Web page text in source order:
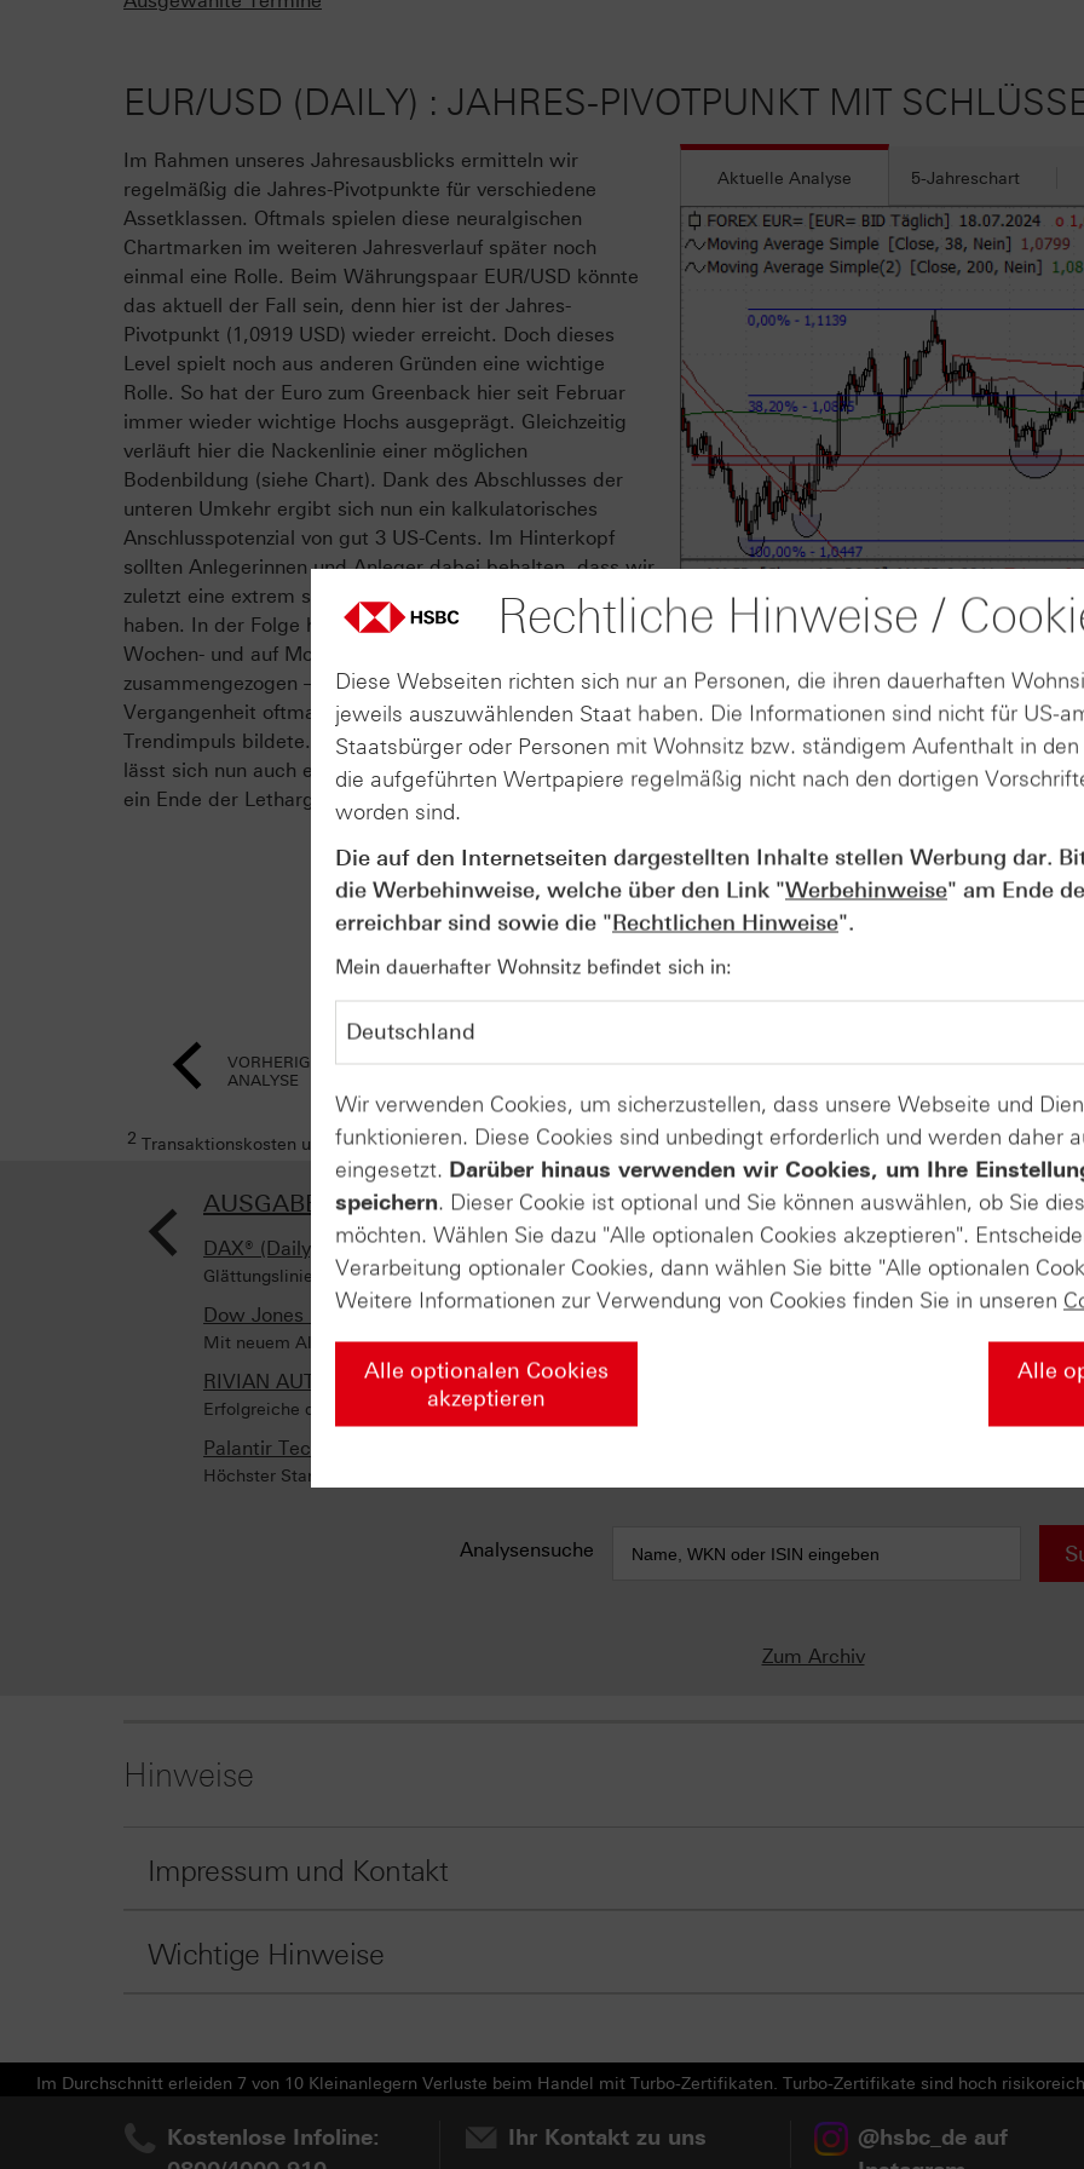
EUR/USD (DAILY) : JAHRES-PIVOTPUNKT MIT
Aktuelle Analyse 5-Jahreschart
Quelle: Refinitiv, tradesignal² / 5-
Im Rahmen unseres Jahresausblicks ermitteln wir
regelmäßig die Jahres-Pivotpunkte für verschiedene
Assetklassen. Oftmals spielen diese neuralgischen
Chartmarken im weiteren Jahresverlauf später noch
einmal eine Rolle. Beim Währungspaar EUR/USD könnte
das aktuell der Fall sein, denn hier ist der Jahres-
Pivotpunkt (1,0919 USD) wieder erreicht. Doch dieses
Level spielt noch aus anderen Gründen eine wichtige
Rolle. So hat der Euro zum Greenback hier seit Februar
immer wieder wichtige Hochs ausgeprägt. Gleichzeitig
verläuft hier die Nackenlinie einer möglichen
Bodenbildung (siehe Chart). Dank des Abschlusses der
unteren Umkehr ergibt sich nun ein kalkulatorisches
Anschlusspotenzial von gut 3 US-Cents. Im Hinterkopf
sollten Anlegerinnen und Anleger dabei behalten, dass wir
zuletzt eine extrem schwankungsarme Phase erlebt
haben. In der Folge haben sich die Bollinger Bänder auf
Wochen- und auf Monatsbasis extrem stark
zusammengezogen – eine Konstellation, welche in der
Vergangenheit oftmals die Basis für den nächsten
Trendimpuls bildete. Mit der Marke von gut 1,09 USD
lässt sich nun auch ein technisch sinnvoller Katalysator für
ein Ende der Lethargie definieren.
VORHERIGE
ANALYSE
2 Transaktionskosten und Ihr Depotpreis (soweit diese anfallen) sind in der Darstellung nicht berücksichtigt und
< AUSGABE VOM 17.07.2024
DAX® (Daily)
Glättungslinie besteht Test
Dow Jones Industrial Average® (Weekly)
Mit neuem Allzeithoch!
RIVIAN AUTOMOTIVE (Daily)
Erfolgreiche doppelte Trendwende
Palantir Technologies (Weekly)
Höchster Stand seit 2021!
AUSGABE VOM 18.07.2024
DAX® (Daily)
Sentiment läuft heiß
EUR/USD (Daily)
Analysensuche
Zum Archiv
Hinweise
Impressum und Kontakt
Wichtige Hinweise
Im Durchschnitt erleiden 7 von 10 Kleinanlegern Verluste beim Handel mit Turbo-Zertifikaten. Turbo-Zertifikate sind hoch
Kostenlose Infoline:
Ihr Kontakt zu uns
@hsbc_de auf
Rechtliche Hinweise /
Diese Webseiten richten sich nur an Personen, die ihren dauerhaften
jeweils auszuwählenden Staat haben. Die Informationen sind nicht für US-
Staatsbürger oder Personen mit Wohnsitz bzw. ständigem Aufenthalt in
die aufgeführten Wertpapiere regelmäßig nicht nach den dortigen
worden sind.
Die auf den Internetseiten dargestellten Inhalte stellen Werbung dar.
die Werbehinweise, welche über den Link "Werbehinweise" am Ende
erreichbar sind sowie die "Rechtlichen Hinweise".
Mein dauerhafter Wohnsitz befindet sich in:
Wir verwenden Cookies, um sicherzustellen, dass unsere Webseite und
funktionieren. Diese Cookies sind unbedingt erforderlich und werden daher
eingesetzt. Darüber hinaus verwenden wir Cookies, um Ihre
speichern. Dieser Cookie ist optional und Sie können auswählen, ob Sie
möchten. Wählen Sie dazu "Alle optionalen Cookies akzeptieren".
Verarbeitung optionaler Cookies, dann wählen Sie bitte "Alle optionalen
Weitere Informationen zur Verwendung von Cookies finden Sie in unseren
Alle optionalen Cookies
akzeptieren
Alle